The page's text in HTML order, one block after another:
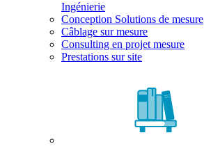
Ingénierie
Conception Solutions de mesure
Câblage sur mesure
Consulting en projet mesure
Prestations sur site